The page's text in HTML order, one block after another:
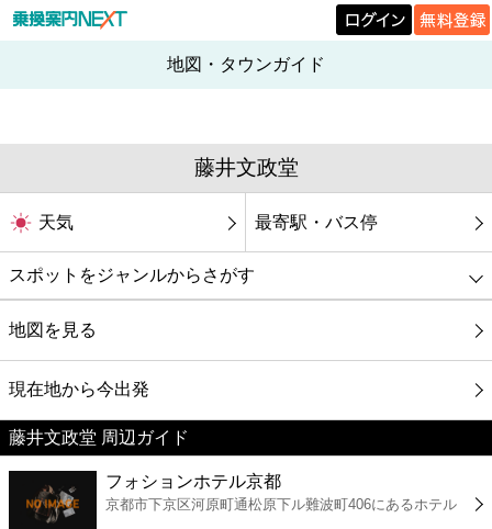
地図・タウンガイド
藤井文政堂
天気 最寄駅・バス停
スポットをジャンルからさがす
グルメ
映画
美容
コンビニ
地図を見る
現在地から今出発
藤井文政堂 周辺ガイド
フォションホテル京都
京都市下京区河原町通松原下ル難波町406にあるホテル